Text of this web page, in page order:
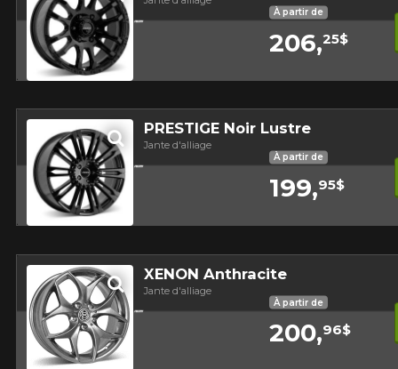
À partir de
206,25$
PRESTIGE Noir Lustre
Jante d'alliage
À partir de
199,95$
XENON Anthracite
Jante d'alliage
À partir de
200,96$